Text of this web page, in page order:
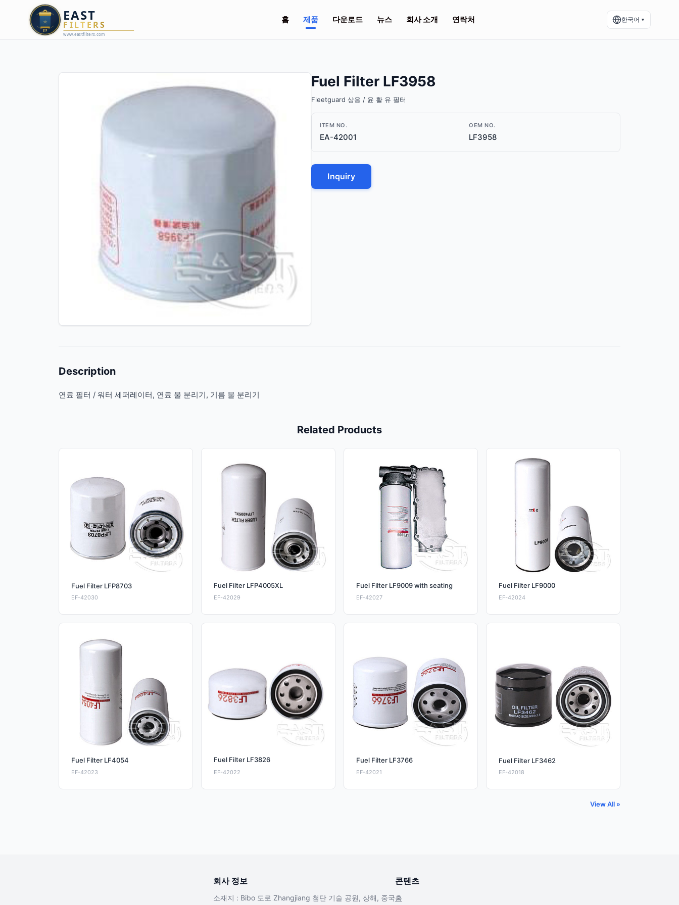
홈 제품 다운로드 뉴스 회사 소개 연락처 한국어 ▼
Fuel Filter LF3958
Fleetguard 상응 / 윤 활 유 필터
ITEM NO.
EA-42001
OEM NO.
LF3958
Inquiry
Description
연료 필터 / 워터 세퍼레이터, 연료 물 분리기, 기름 물 분리기
Related Products
Fuel Filter LFP8703
EF-42030
Fuel Filter LFP4005XL
EF-42029
Fuel Filter LF9009 with seating
EF-42027
Fuel Filter LF9000
EF-42024
Fuel Filter LF4054
EF-42023
Fuel Filter LF3826
EF-42022
Fuel Filter LF3766
EF-42021
Fuel Filter LF3462
EF-42018
View All »
회사 정보
소재지 : Bibo 도로 Zhangjiang 첨단 기술 공원, 상해, 중국
콘텐츠
홈